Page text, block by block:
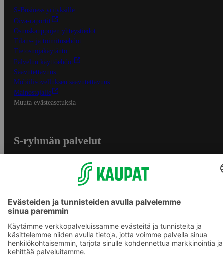
S-Business yrityksille
Oiva-raportit
Osuuskauppojen yhteystiedot
Tilaus- ja toimitusehdot
Tietosuojakäytäntö
Palvelun käyttöehdot
Saavutettavuus
Mobiilisovelluksen saavutettavuus
Mainostajalle
Muuta evästeasetuksia
S-ryhmän palvelut
S-ostoslista -sovellus
Prisma.fi
Sokos.fi
S-Pankki
Yhteishyvä
Sokos Hotels